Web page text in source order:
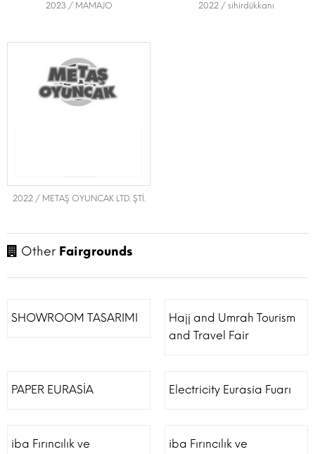
2023 / MAMAJO 2022 / sihirdükkanı
2022 / METAŞ OYUNCAK LTD. ŞTİ.
Other Fairgrounds
SHOWROOM TASARIMI
Hajj and Umrah Tourism
and Travel Fair
PAPER EURASİA Electricity Eurasia Fuarı
iba Fırıncılık ve
iba Fırıncılık ve